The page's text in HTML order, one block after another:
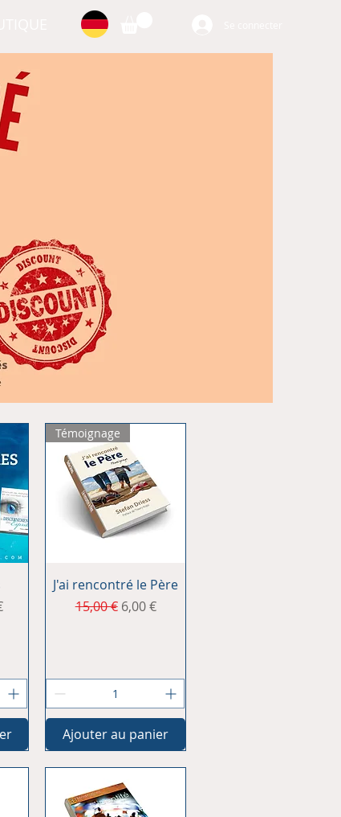
Aperçu rapide
Témoignage
J'ai rencontré le Père
Prix original
15,00 € Prix promotionnel
6,00 €
Ajouter au panier